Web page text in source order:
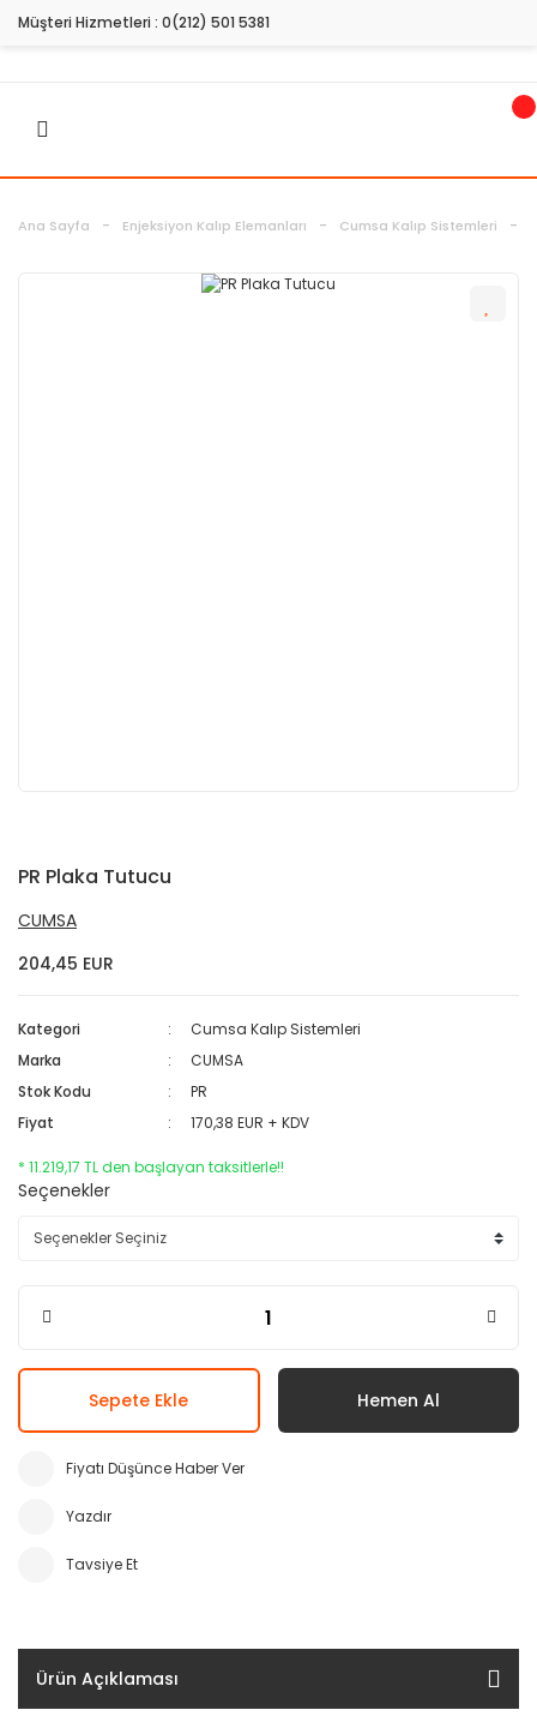
Müşteri Hizmetleri : 0(212) 501 5381
Ana Sayfa Enjeksiyon Kalıp Elemanları Cumsa Kalıp Sistemleri
PR Plaka Tutucu
CUMSA
204,45 EUR
Kategori
Cumsa Kalıp Sistemleri
Marka
CUMSA
Stok Kodu
PR
Fiyat
170,38 EUR + KDV
* 11.219,17 TL den başlayan taksitlerle!!
Seçenekler
Sepete Ekle Hemen Al
Fiyatı Düşünce Haber Ver
Yazdır
Tavsiye Et
Ürün Açıklaması